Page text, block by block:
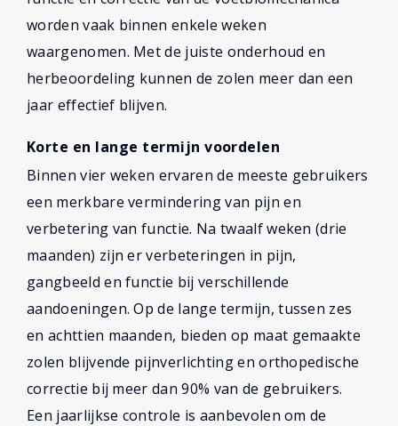
worden vaak binnen enkele weken
waargenomen. Met de juiste onderhoud en
herbeoordeling kunnen de zolen meer dan een
jaar effectief blijven.
Korte en lange termijn voordelen
Binnen vier weken ervaren de meeste gebruikers
een merkbare vermindering van pijn en
verbetering van functie. Na twaalf weken (drie
maanden) zijn er verbeteringen in pijn,
gangbeeld en functie bij verschillende
aandoeningen. Op de lange termijn, tussen zes
en achttien maanden, bieden op maat gemaakte
zolen blijvende pijnverlichting en orthopedische
correctie bij meer dan 90% van de gebruikers.
Een jaarlijkse controle is aanbevolen om de